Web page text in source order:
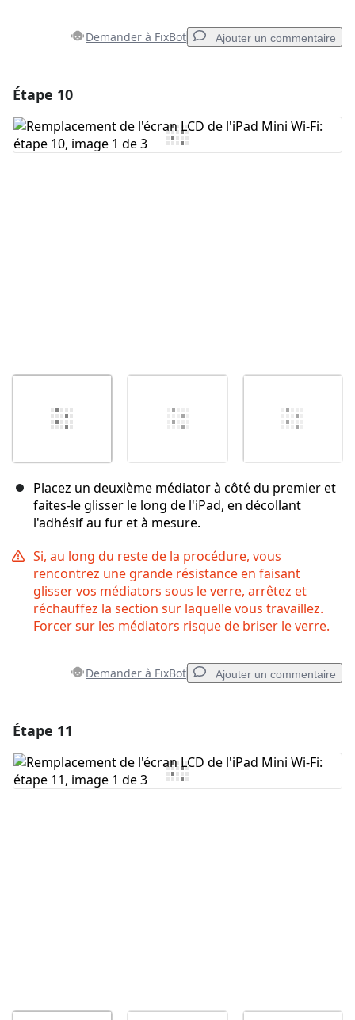
Demander à FixBot Ajouter un commentaire
Ajouter un commentaire
Étape 10
Placez un deuxième médiator à côté du premier et
faites-le glisser le long de l'iPad, en décollant
l'adhésif au fur et à mesure.
Si, au long du reste de la procédure, vous
rencontrez une grande résistance en faisant
glisser vos médiators sous le verre, arrêtez et
réchauffez la section sur laquelle vous travaillez.
Forcer sur les médiators risque de briser le verre.
Demander à FixBot Ajouter un commentaire
Ajouter un commentaire
Étape 11